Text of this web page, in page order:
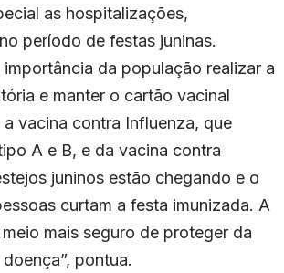
as hospitalizações,
período de festas juninas.
importância da população realizar a
e manter o cartão vacinal
vacina contra Influenza, que
A e B, e da vacina contra
juninos estão chegando e o
curtam a festa imunizada. A
mais seguro de proteger da
pontua.